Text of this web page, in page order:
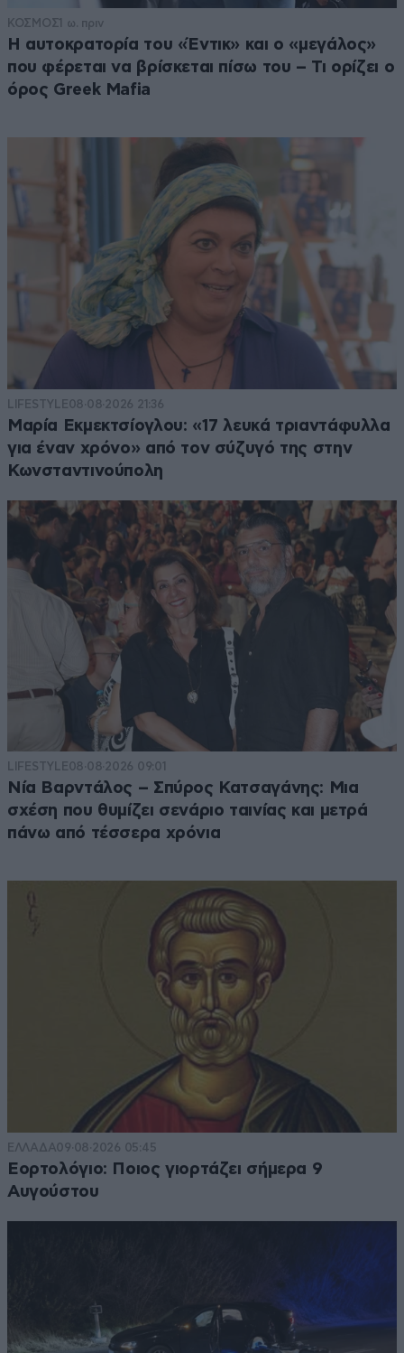
ΚΟΣΜΟΣ1 ω. πριν
Η αυτοκρατορία του «Έντικ» και ο «μεγάλος»
που φέρεται να βρίσκεται πίσω του – Τι ορίζει ο
όρος Greek Mafia
LIFESTYLE08·08·2026 21:36
Μαρία Εκμεκτσίογλου: «17 λευκά τριαντάφυλλα
για έναν χρόνο» από τον σύζυγό της στην
Κωνσταντινούπολη
LIFESTYLE08·08·2026 09:01
Νία Βαρντάλος – Σπύρος Κατσαγάνης: Μια
σχέση που θυμίζει σενάριο ταινίας και μετρά
πάνω από τέσσερα χρόνια
ΕΛΛΑΔΑ09·08·2026 05:45
Εορτολόγιο: Ποιος γιορτάζει σήμερα 9
Αυγούστου